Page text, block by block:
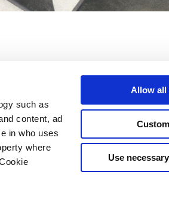
such as
content, ad
in who uses
where
Allow all
Use
Услуги
Зона загрузки
Территория профессионалов